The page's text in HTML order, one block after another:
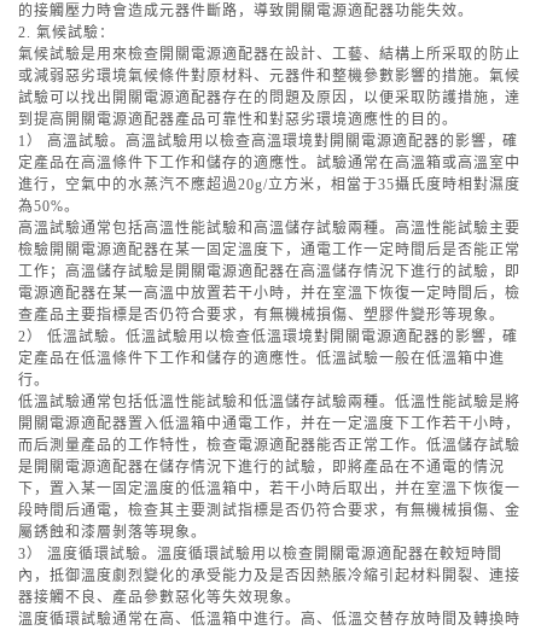
的接觸壓力時會造成元器件斷路，導致開關電源適配器功能失效。
2. 氣候試驗：
氣候試驗是用來檢查開關電源適配器在設計、工藝、結構上所采取的防止
或減弱惡劣環境氣候條件對原材料、元器件和整機參數影響的措施。氣候
試驗可以找出開關電源適配器存在的問題及原因，以便采取防護措施，達
到提高開關電源適配器產品可靠性和對惡劣環境適應性的目的。
1） 高溫試驗。高溫試驗用以檢查高溫環境對開關電源適配器的影響，確
定產品在高溫條件下工作和儲存的適應性。試驗通常在高溫箱或高溫室中
進行，空氣中的水蒸汽不應超過20g/立方米，相當于35攝氏度時相對濕度
為50%。
高溫試驗通常包括高溫性能試驗和高溫儲存試驗兩種。高溫性能試驗主要
檢驗開關電源適配器在某一固定溫度下，通電工作一定時間后是否能正常
工作；高溫儲存試驗是開關電源適配器在高溫儲存情況下進行的試驗，即
電源適配器在某一高溫中放置若干小時，并在室溫下恢復一定時間后，檢
查產品主要指標是否仍符合要求，有無機械損傷、塑膠件變形等現象。
2） 低溫試驗。低溫試驗用以檢查低溫環境對開關電源適配器的影響，確
定產品在低溫條件下工作和儲存的適應性。低溫試驗一般在低溫箱中進
行。
低溫試驗通常包括低溫性能試驗和低溫儲存試驗兩種。低溫性能試驗是將
開關電源適配器置入低溫箱中通電工作，并在一定溫度下工作若干小時，
而后測量產品的工作特性，檢查電源適配器能否正常工作。低溫儲存試驗
是開關電源適配器在儲存情況下進行的試驗，即將產品在不通電的情況
下，置入某一固定溫度的低溫箱中，若干小時后取出，并在室溫下恢復一
段時間后通電，檢查其主要測試指標是否仍符合要求，有無機械損傷、金
屬銹蝕和漆層剝落等現象。
3） 溫度循環試驗。溫度循環試驗用以檢查開關電源適配器在較短時間
內，抵御溫度劇烈變化的承受能力及是否因熱脹冷縮引起材料開裂、連接
器接觸不良、產品參數惡化等失效現象。
溫度循環試驗通常在高、低溫箱中進行。高、低溫交替存放時間及轉換時